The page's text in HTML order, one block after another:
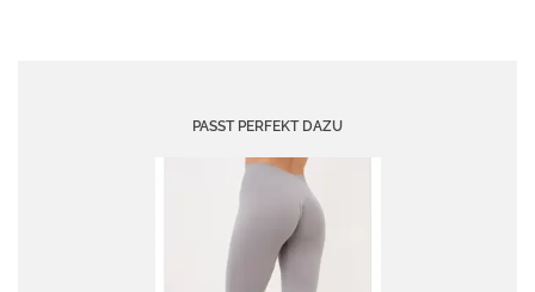
PASST PERFEKT DAZU